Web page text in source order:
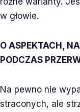
w głowie.
O ASPEKTACH,
PODCZAS
Na pewno nie
straconych, ale